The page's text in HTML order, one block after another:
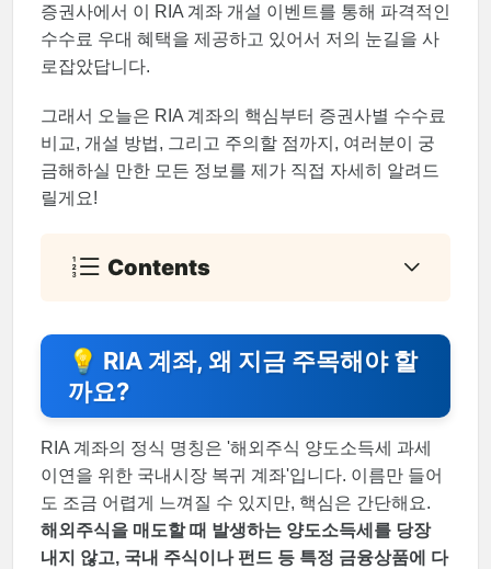
증권사에서 이 RIA 계좌 개설 이벤트를 통해 파격적인
수수료 우대 혜택을 제공하고 있어서 저의 눈길을 사
로잡았답니다.
그래서 오늘은 RIA 계좌의 핵심부터 증권사별 수수료
비교, 개설 방법, 그리고 주의할 점까지, 여러분이 궁
금해하실 만한 모든 정보를 제가 직접 자세히 알려드
릴게요!
Contents
💡 RIA 계좌, 왜 지금 주목해야 할
까요?
RIA 계좌의 정식 명칭은 '해외주식 양도소득세 과세
이연을 위한 국내시장 복귀 계좌'입니다. 이름만 들어
도 조금 어렵게 느껴질 수 있지만, 핵심은 간단해요.
해외주식을 매도할 때 발생하는 양도소득세를 당장
내지 않고, 국내 주식이나 펀드 등 특정 금융상품에 다